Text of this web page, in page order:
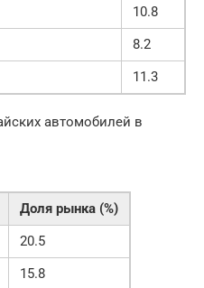
10.8
8.2
11.3
автомобилей в
Доля рынка (%)
20.5
15.8